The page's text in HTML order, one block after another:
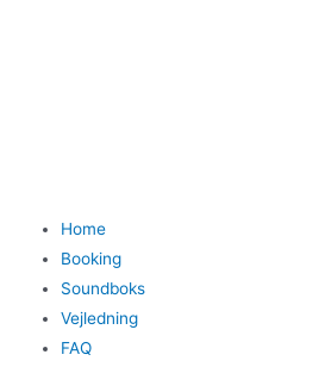
Home
Booking
Soundboks
Vejledning
FAQ